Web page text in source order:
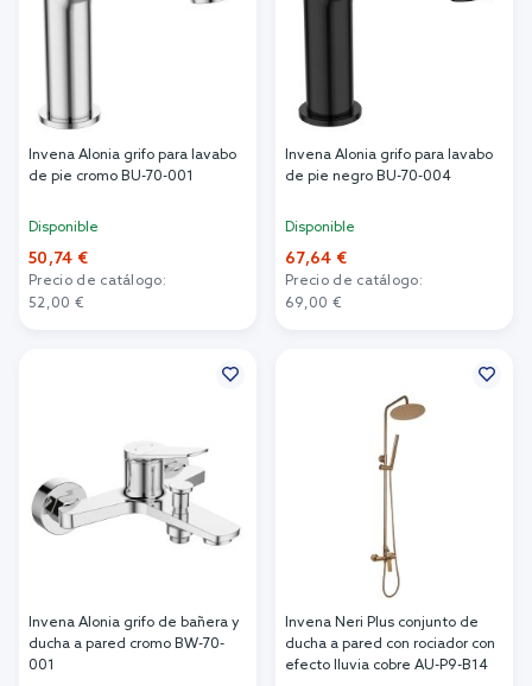
Invena Alonia grifo para lavabo
de pie cromo BU-70-001
Disponible
50,74 €
Precio de catálogo:
52,00 €
Invena Alonia grifo para lavabo
de pie negro BU-70-004
Disponible
67,64 €
Precio de catálogo:
69,00 €
Invena Alonia grifo de bañera y
ducha a pared cromo BW-70-
001
Invena Neri Plus conjunto de
ducha a pared con rociador con
efecto lluvia cobre AU-P9-B14